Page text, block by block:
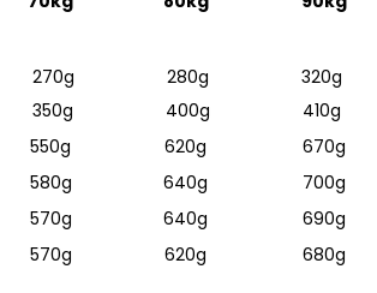
270g 280g
320g
350g 400g
410g
550g 620g
670g
580g 640g
700g
570g 640g
690g
570g 620g 680g